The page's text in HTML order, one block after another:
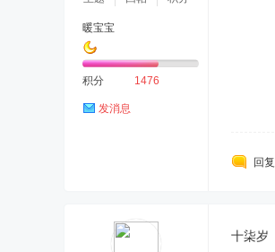
暖宝宝
积分 1476
发消息
回复
十柒岁